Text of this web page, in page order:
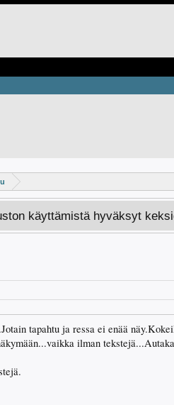
käyttämistä hyväksyt
tapahtu ja ressa ei enää
ilman